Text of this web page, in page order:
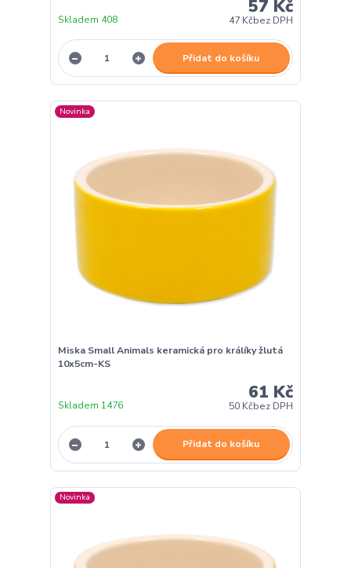
57 Kč
47 Kčbez DPH
Skladem 408
Přidat do košíku
Novinka
Miska Small Animals keramická pro králíky žlutá
10x5cm-KS
61 Kč
50 Kčbez DPH
Skladem 1476
Přidat do košíku
Novinka